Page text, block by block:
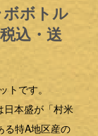
ボトル
込・送
です。
日本盛が「村米
る特A地区産の